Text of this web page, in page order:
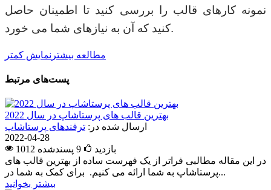
نمونه کارهای قالب را بررسی کنید تا اطمینان حاصل
کنید که آن به نیازهای شما می خورد.
مطالعه بیشتر نمایش کمتر
پست‌های مرتبط
بهترین قالب های پرستاشاپ در سال 2022
ارسال شده در: ترفندهای پرستاشاپ
2022-04-28
1012 بازدید
9 پسندشده
در این مقاله مطالبی فراتر از یک فهرست ساده از بهترین قالب های
پرستاشاپ به شما ارائه می کنیم. برای کمک به شما در...
بیشتر بخوانید